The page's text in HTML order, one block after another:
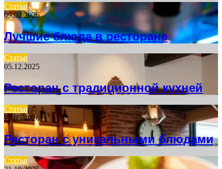
Статьи
09.02.2026
Лучшие блюда в ресторане
Статьи
05.12.2025
Ресторан с традиционной кухней
Статьи
23.05.2026
Ресторан с уникальными блюдами
Статьи